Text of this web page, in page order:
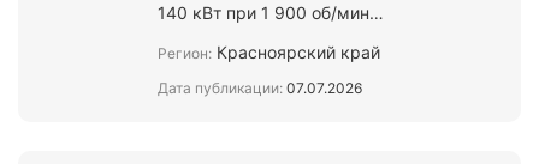
140 кВт при 1 900 об/мин
830 Н*м при 1 100 об/мин Скорость
…
Регион: Красноярский край
Дата публикации: 07.07.2026